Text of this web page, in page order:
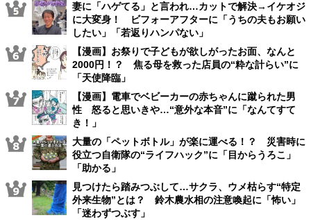
妻に「ハゲてる」と言われ…カットで解決→イケオジ
に大変身！ ビフォーアフターに「うちの夫もお願い
したい」「若返りハンパない」
【漫画】お祭りで子どもが欲しがったお面、なんと
2000円！？ 焦る母を救った店員の“粋な計らい”に
「天使降臨」
【漫画】電車でベビーカーの赤ちゃんに蹴られた男
性 怒ると思いきや…“意外な本音”に「なんてすて
き！」
大量の「ペットボトル」が楽に運べる！？ 災害時に
役立つ自衛隊の“ライフハック”に「目からうろこ」
「助かる」
見つけたら踏みつぶして…サクラ、ウメ枯らす“特定
外来生物”とは？ 鈴木農水相の注意喚起に「怖い」
「迷わずつぶす」